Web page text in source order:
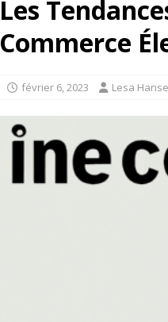
Les
Commerce
février 6, 2023 Lesa